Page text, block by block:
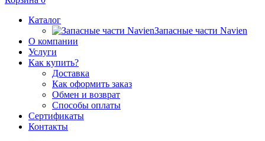
Каталог
Запасные части Navien
О компании
Услуги
Как купить?
Доставка
Как оформить заказ
Обмен и возврат
Способы оплаты
Сертификаты
Контакты